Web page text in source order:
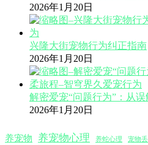
2026年1月20日
兴隆大街宠物行为纠正指南
2026年1月20日
解密爱宠“问题行为”：从
2026年1月20日
养宠物 养宠物心理 养蛇心理 宠物